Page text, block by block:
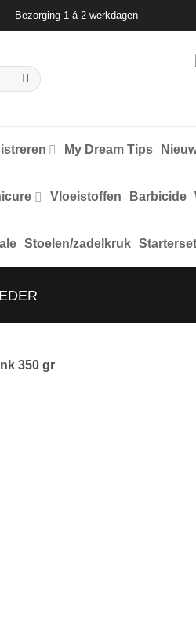
Bezorging 1 á 2 werkdagen
My Dream Tips
Vloeistoffen Barbicide
Stoelen/zadelkruk